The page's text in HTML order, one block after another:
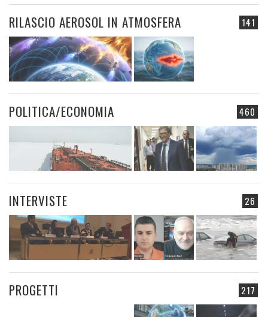
141
RILASCIO AEROSOL IN ATMOSFERA
460
POLITICA/ECONOMIA
26
INTERVISTE
217
PROGETTI